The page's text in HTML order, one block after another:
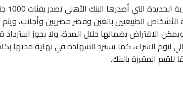
الأشخاص الطبيعيين بالغين وقصر مصريين وأجانب،
ليوم الشراء، كما تسترد الشهادة في نهاية مدتها
المقررة بالبنك.